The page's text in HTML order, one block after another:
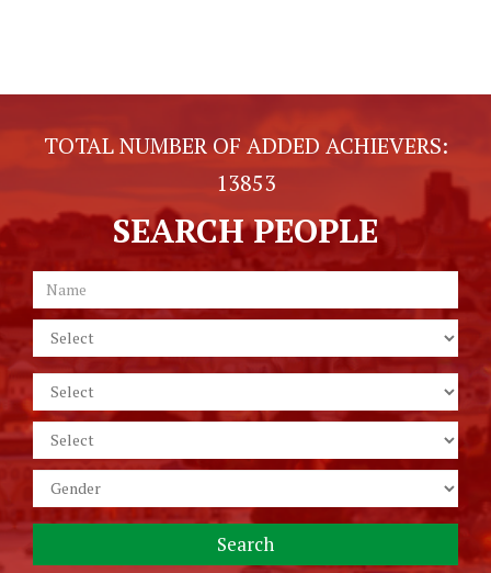
TOTAL NUMBER OF ADDED ACHIEVERS:
13853
SEARCH PEOPLE